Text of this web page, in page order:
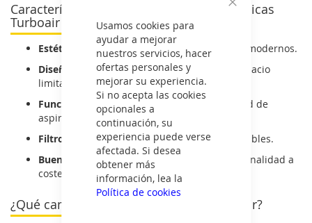
Cerrar
Usamos cookies para
ayudar a mejorar
nuestros servicios, hacer
ofertas personales y
mejorar su experiencia.
Si no acepta las cookies
opcionales a
continuación, su
experiencia puede verse
afectada. Si desea
obtener más
información, lea la
Política de cookies
Características de las campanas telescópicas
Turboair
Estética italiana:líneas limpias y materiales modernos.
Diseño compacto:ideal para cocinas con espacio
limitado.
Funcionamiento silencioso:
buena capacidad de
aspiración con bajo nivel de ruido.
Filtros metálicos:fácilmente extraíbles y lavables.
Buena relación calidad-precio:
estilo y funcionalidad a
coste contenido.
¿Qué campana telescópica Turboair elegir?